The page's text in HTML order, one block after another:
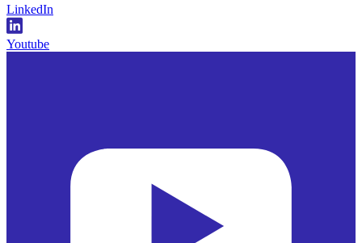
LinkedIn
Youtube